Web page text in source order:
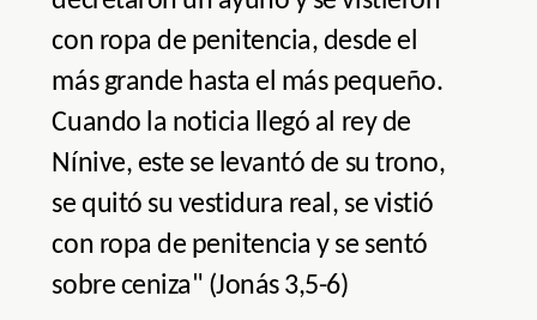
con ropa de penitencia, desde el
más grande hasta el más pequeño.
Cuando la noticia llegó al rey de
Nínive, este se levantó de su trono,
se quitó su vestidura real, se vistió
con ropa de penitencia y se sentó
sobre ceniza" (Jonás 3,5-6)